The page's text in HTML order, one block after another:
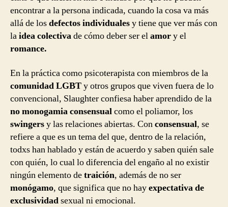
encontrar a la persona indicada, cuando la cosa va más
allá de losdefectos individualesy tiene que ver más con
laidea colectivade cómo deber ser elamory el
romance.
En la práctica como psicoterapista con miembros de la
comunidad LGBTy otros grupos que viven fuera de lo
convencional, Slaughter confiesa haber aprendido de la
no monogamia consensualcomo el poliamor, los
swingersy las relaciones abiertas. Conconsensual, se
refiere a que es un tema del que, dentro de la relación,
todxs han hablado y están de acuerdo y saben quién sale
con quién, lo cual lo diferencia del engaño al no existir
ningún elemento detraición, además de no ser
monógamo, que significa que no hayexpectativa de
exclusividadsexual ni emocional.